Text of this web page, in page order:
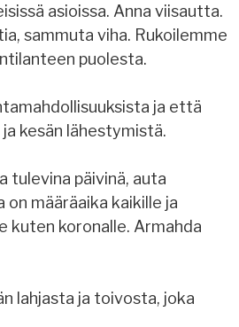
asioissa. Anna viisautta.
sammuta viha. Rukoilemme
puolesta.
ja että
kesän lähestymistä.
tulevina päivinä, auta
on määräaika kaikille ja
kuten koronalle. Armahda
lahjasta ja toivosta, joka